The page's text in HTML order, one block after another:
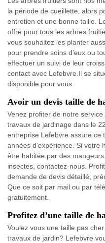
la période de cueillette, alors
entretien et une bonne taille.
offre pour tous les arbres
vous souhaitez les planter
pour prendre soins d’eux ou
effectuer un suivi de leur
contact avec Lefebvre.Il se
disponible pour vous.
Avoir un devis taille de
Venez profiter de notre
travaux de jardinage dans le
entreprise Lefebvre assure ce
années d’expérience. Si votre
être habitée par des
insectes, contactez-nous.
demande de devis détaillé,
Que ce soit par mail ou par
gratuitement.
Profitez d’une taille de
Voulez vous une taille pas
travaux de jardin? Lefebvre